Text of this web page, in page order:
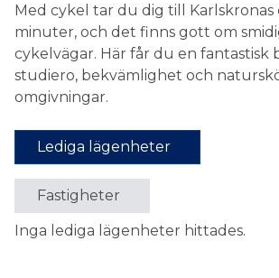
Med cykel tar du dig till
minuter, och det finns gott om
cykelvägar. Här får du en fantastisk
studiero, bekvämlighet och
omgivningar.
Lediga lägenheter
Fastigheter
Inga lediga lägenheter hittades.